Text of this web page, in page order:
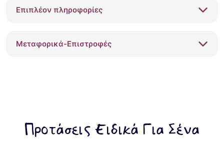
λευκό
Επιπλέον πληροφορίες
Μεταφορικά-Επιστροφές
Προτάσεις Ειδικά Για Σένα